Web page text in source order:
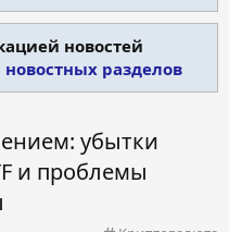
новостей
разделов
убытки
и проблемы